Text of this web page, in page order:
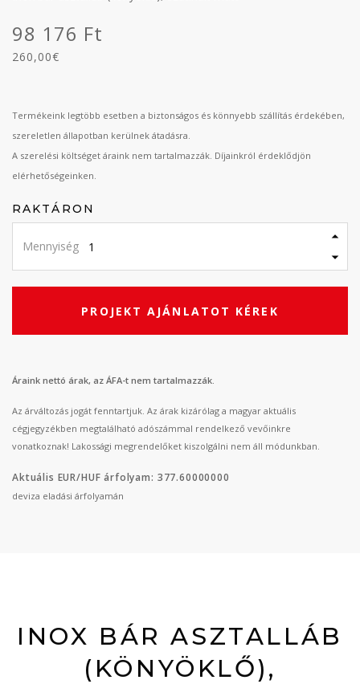
98 176 Ft
260,00€
Termékeink legtöbb esetben a biztonságos és könnyebb szállítás érdekében,
szereletlen állapotban kerülnek átadásra.
A szerelési költséget áraink nem tartalmazzák. Díjainkról érdeklődjön
elérhetőségeinken.
RAKTÁRON
Mennyiség
PROJEKT AJÁNLATOT KÉREK
Áraink nettó árak, az ÁFA-t nem tartalmazzák.
Az árváltozás jogát fenntartjuk. Az árak kizárólag a magyar aktuális
cégjegyzékben megtalálható adószámmal rendelkező vevőinkre
vonatkoznak! Lakossági megrendelőket kiszolgálni nem áll módunkban.
Aktuális EUR/HUF árfolyam: 377.60000000
deviza eladási árfolyamán
INOX BÁR ASZTALLÁB
(KÖNYÖKLŐ),